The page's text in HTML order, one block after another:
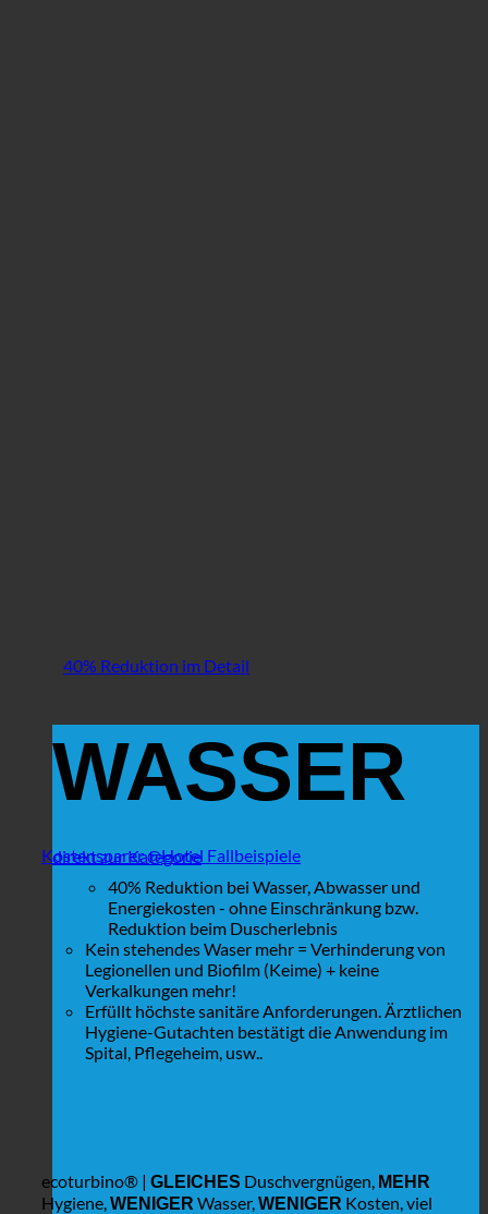
40% Reduktion im Detail
WASSER
direkt zur Kategorie
Kostensparer @Hotel Fallbeispiele
40% Reduktion bei Wasser, Abwasser und
Energiekosten - ohne Einschränkung bzw.
Reduktion beim Duscherlebnis
Kein stehendes Waser mehr = Verhinderung von
Legionellen und Biofilm (Keime) + keine
Verkalkungen mehr!
Erfüllt höchste sanitäre Anforderungen. Ärztlichen
Hygiene-Gutachten bestätigt die Anwendung im
Spital, Pflegeheim, usw..
ecoturbino® | GLEICHES Duschvergnügen, MEHR
Hygiene,WENIGER Wasser,WENIGER Kosten, viel